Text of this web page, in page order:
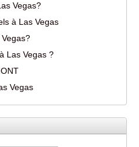
Vegas?
à Las Vegas
Las Vegas ?
Vegas